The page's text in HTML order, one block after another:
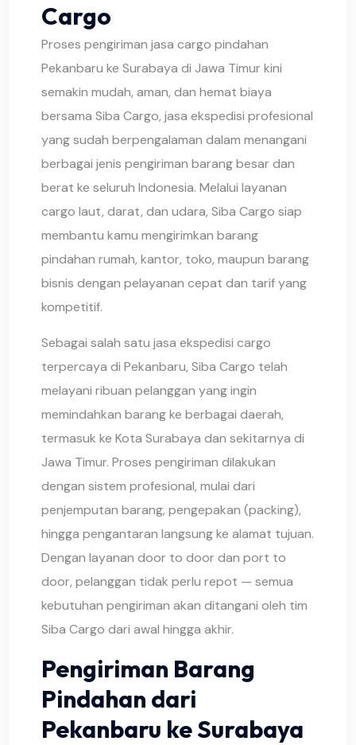
Cargo
Proses pengiriman jasa cargo pindahan
Pekanbaru ke Surabaya di Jawa Timur kini
semakin mudah, aman, dan hemat biaya
bersama Siba Cargo, jasa ekspedisi profesional
yang sudah berpengalaman dalam menangani
berbagai jenis pengiriman barang besar dan
berat ke seluruh Indonesia. Melalui layanan
cargo laut, darat, dan udara, Siba Cargo siap
membantu kamu mengirimkan barang
pindahan rumah, kantor, toko, maupun barang
bisnis dengan pelayanan cepat dan tarif yang
kompetitif.
Sebagai salah satu jasa ekspedisi cargo
terpercaya di Pekanbaru, Siba Cargo telah
melayani ribuan pelanggan yang ingin
memindahkan barang ke berbagai daerah,
termasuk ke Kota Surabaya dan sekitarnya di
Jawa Timur. Proses pengiriman dilakukan
dengan sistem profesional, mulai dari
penjemputan barang, pengepakan (packing),
hingga pengantaran langsung ke alamat tujuan.
Dengan layanan door to door dan port to
door, pelanggan tidak perlu repot — semua
kebutuhan pengiriman akan ditangani oleh tim
Siba Cargo dari awal hingga akhir.
Pengiriman Barang
Pindahan dari
Pekanbaru ke Surabaya